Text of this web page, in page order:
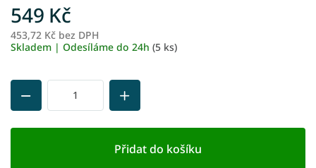
549 Kč
453,72 Kč bez DPH
Skladem | Odesíláme do 24h (5 ks)
Přidat do košíku